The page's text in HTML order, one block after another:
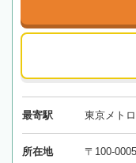
最寄駅 東京メト
所在地 〒100-